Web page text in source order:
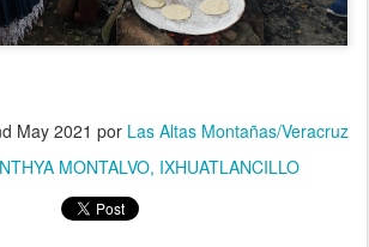
May 2021 por Las Altas Montañas/Veracruz
MONTALVO IXHUATLANCILLO